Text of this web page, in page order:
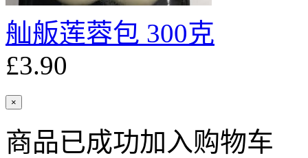
舢舨莲蓉包 300克
£3.90
×
商品已成功加入购物车